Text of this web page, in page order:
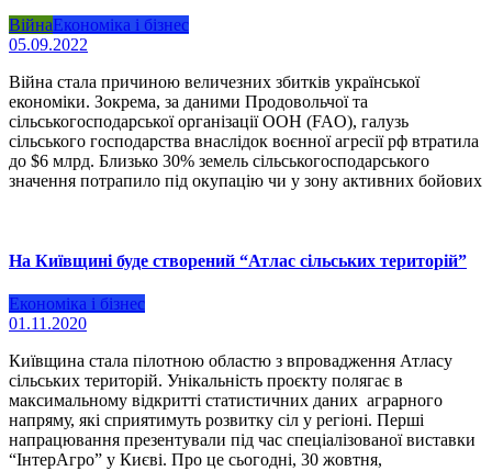
ВійнаЕкономіка і бізнес
05.09.2022
Війна стала причиною величезних збитків української
економіки. Зокрема, за даними Продовольчої та
сільськогосподарської організації ООН (FAO), галузь
сільського господарства внаслідок воєнної агресії рф втратила
до $6 млрд. Близько 30% земель сільськогосподарського
значення потрапило під окупацію чи у зону активних бойових
На Київщині буде створений “Атлас сільських територій”
Економіка і бізнес
01.11.2020
Київщина стала пілотною областю з впровадження Атласу
сільських територій. Унікальність проєкту полягає в
максимальному відкритті статистичних даних аграрного
напряму, які сприятимуть розвитку сіл у регіоні. Перші
напрацювання презентували під час спеціалізованої виставки
“ІнтерАгро” у Києві. Про це сьогодні, 30 жовтня,